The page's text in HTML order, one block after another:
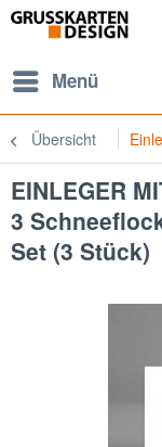
Menü
Übersicht
EINLEGER
3
Set (3 Stück)